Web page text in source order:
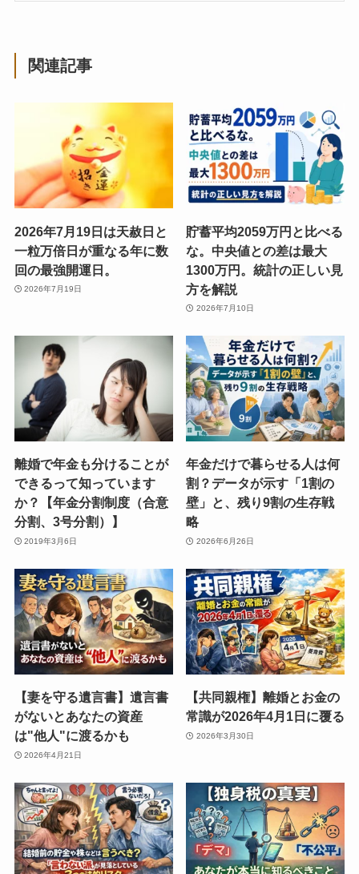
関連記事
2026年7月19日は天赦日と
一粒万倍日が重なる年に数
回の最強開運日。
2026年7月19日
貯蓄平均2059万円と比べる
な。中央値との差は最大
1300万円。統計の正しい見
方を解説
2026年7月10日
離婚で年金も分けることが
できるって知っています
か？【年金分割制度（合意
分割、3号分割）】
2019年3月6日
年金だけで暮らせる人は何
割？データが示す「1割の
壁」と、残り9割の生存戦
略
2026年6月26日
【妻を守る遺言書】遺言書
がないとあなたの資産
は"他人"に渡るかも
2026年4月21日
【共同親権】離婚とお金の
常識が2026年4月1日に覆る
2026年3月30日